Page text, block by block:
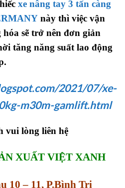
xe nâng tay 3 tấn càng
này thì việc vận
sẽ trở nên đơn giản
tăng năng suất lao động
2021/07/xe-
m30m-gamlift.html
vui lòng liên hệ
XUẤT VIỆT XANH
10 – 11, P.Bình Trị